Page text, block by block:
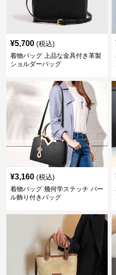
¥5,700 (税込)
着物バッグ 上品な金具付き革製
ショルダーバッグ
¥3,160 (税込)
着物バッグ 幾何学ステッチ パー
ル飾り付きバッグ